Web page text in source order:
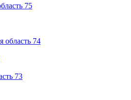
75
область 74
73